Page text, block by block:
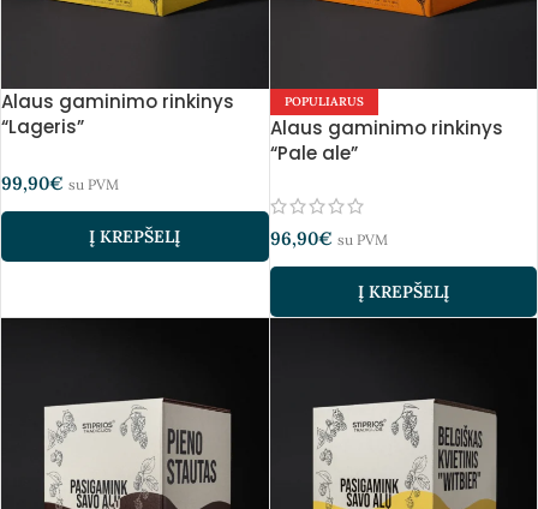
Alaus gaminimo rinkinys
“Lageris”
99,90€ su PVM
Į KREPŠELĮ
POPULIARUS
Alaus gaminimo rinkinys
“Pale ale”
96,90€ su PVM
Į KREPŠELĮ